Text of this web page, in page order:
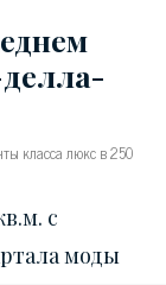
класса люкс в 250
с
моды